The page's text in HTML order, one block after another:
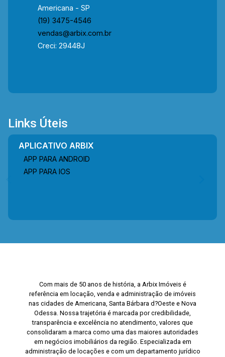
Americana - SP
(19) 3475-4546
vendas@arbix.com.br
Creci: 29448J
Links Úteis
APLICATIVO ARBIX
APP PARA ANDROID
APP PARA IOS
Com mais de 50 anos de história, a Arbix Imóveis é
referência em locação, venda e administração de imóveis
nas cidades de Americana, Santa Bárbara d?Oeste e Nova
Odessa. Nossa trajetória é marcada por credibilidade,
transparência e excelência no atendimento, valores que
consolidaram a marca como uma das maiores autoridades
em negócios imobiliários da região. Especializada em
administração de locações e com um departamento jurídico